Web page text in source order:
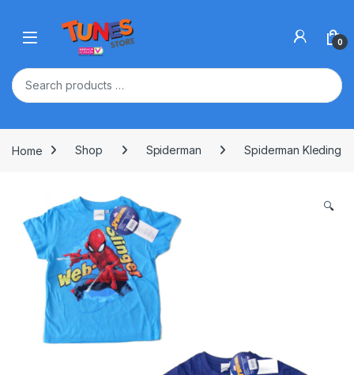
Open 0
Home Shop Spiderman Spiderman Kleding
🔍